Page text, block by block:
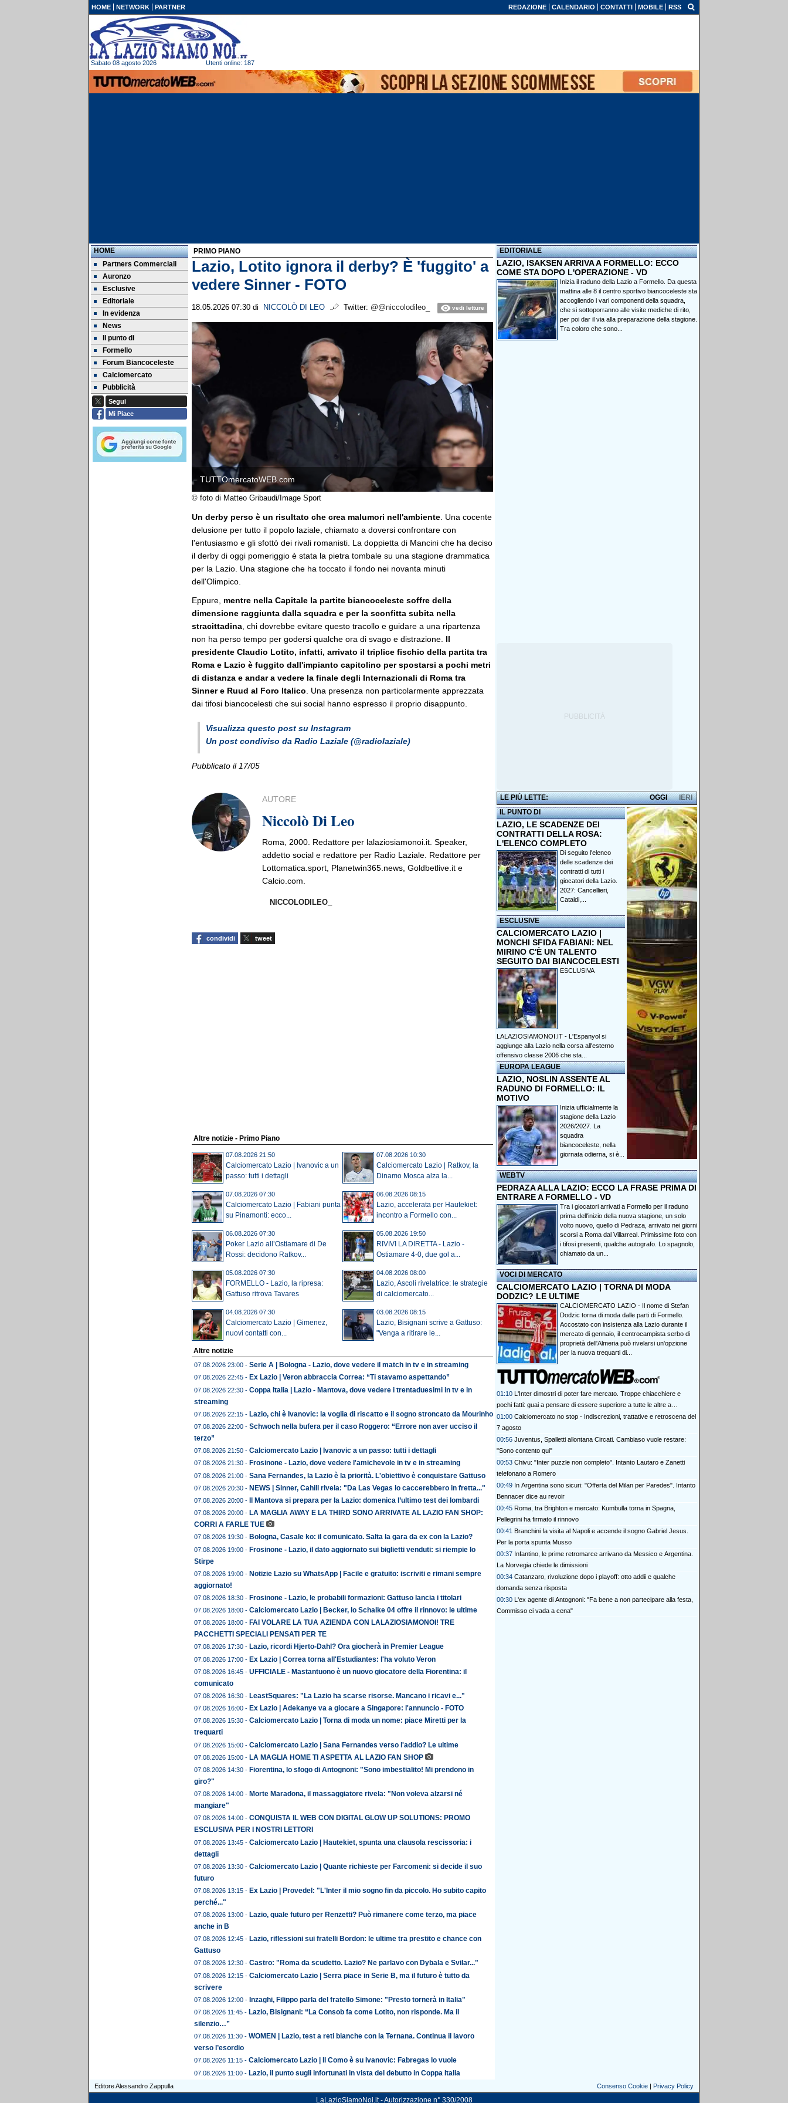
HOME NETWORK PARTNER REDAZIONE CALENDARIO CONTATTI MOBILE RSS
Sabato 08 agosto 2026 Utenti online: 187
HOME
Partners Commerciali
Auronzo
Esclusive
Editoriale
In evidenza
News
Il punto di
Formello
Forum Biancoceleste
Calciomercato
Pubblicità
Segui
Mi Piace
PRIMO PIANO
Lazio, Lotito ignora il derby? È 'fuggito' a
vedere Sinner - FOTO
18.05.2026 07:30 di NICCOLÒ DI LEO Twitter: @@niccolodileo_ vedi letture
TUTTOmercatoWEB.com
© foto di Matteo Gribaudi/Image Sport
Un derby perso è un risultato che crea malumori nell'ambiente . Una cocente
delusione per tutto il popolo laziale, chiamato a doversi confrontare con
l'entusiasmo e gli sfottò dei rivali romanisti. La doppietta di Mancini che ha deciso
il derby di oggi pomeriggio è stata la pietra tombale su una stagione drammatica
per la Lazio. Una stagione che ha toccato il fondo nei novanta minuti
dell'Olimpico.
Eppure, mentre nella Capitale la partite biancoceleste soffre della
dimensione raggiunta dalla squadra e per la sconfitta subita nella
stracittadina , chi dovrebbe evitare questo tracollo e guidare a una ripartenza
non ha perso tempo per godersi qualche ora di svago e distrazione. Il
presidente Claudio Lotito, infatti, arrivato il triplice fischio della partita tra
Roma e Lazio è fuggito dall'impianto capitolino per spostarsi a pochi metri
di distanza e andar a vedere la finale degli Internazionali di Roma tra
Sinner e Ruud al Foro Italico . Una presenza non particolarmente apprezzata
dai tifosi biancocelesti che sui social hanno espresso il proprio disappunto.
Visualizza questo post su Instagram
Un post condiviso da Radio Laziale (@radiolaziale)
Pubblicato il 17/05
AUTORE
Niccolò Di Leo
Roma, 2000. Redattore per lalaziosiamonoi.it. Speaker,
addetto social e redattore per Radio Laziale. Redattore per
Lottomatica.sport, Planetwin365.news, Goldbetlive.it e
Calcio.com.
NICCOLODILEO_
condividi tweet
Altre notizie - Primo Piano
07.08.2026 21:50
Calciomercato Lazio | Ivanovic a un
passo: tutti i dettagli
07.08.2026 10:30
Calciomercato Lazio | Ratkov, la
Dinamo Mosca alza la...
07.08.2026 07:30
Calciomercato Lazio | Fabiani punta
su Pinamonti: ecco...
06.08.2026 08:15
Lazio, accelerata per Hautekiet:
incontro a Formello con...
06.08.2026 07:30
Poker Lazio all’Ostiamare di De
Rossi: decidono Ratkov...
05.08.2026 19:50
RIVIVI LA DIRETTA - Lazio -
Ostiamare 4-0, due gol a...
05.08.2026 07:30
FORMELLO - Lazio, la ripresa:
Gattuso ritrova Tavares
04.08.2026 08:00
Lazio, Ascoli rivelatrice: le strategie
di calciomercato...
04.08.2026 07:30
Calciomercato Lazio | Gimenez,
nuovi contatti con...
03.08.2026 08:15
Lazio, Bisignani scrive a Gattuso:
"Venga a ritirare le...
Altre notizie
07.08.2026 23:00 - Serie A | Bologna - Lazio, dove vedere il match in tv e in streaming
07.08.2026 22:45 - Ex Lazio | Veron abbraccia Correa: “Ti stavamo aspettando”
07.08.2026 22:30 - Coppa Italia | Lazio - Mantova, dove vedere i trentaduesimi in tv e in
streaming
07.08.2026 22:15 - Lazio, chi è Ivanovic: la voglia di riscatto e il sogno stroncato da Mourinho
07.08.2026 22:00 - Schwoch nella bufera per il caso Roggero: “Errore non aver ucciso il
terzo”
07.08.2026 21:50 - Calciomercato Lazio | Ivanovic a un passo: tutti i dettagli
07.08.2026 21:30 - Frosinone - Lazio, dove vedere l'amichevole in tv e in streaming
07.08.2026 21:00 - Sana Fernandes, la Lazio è la priorità. L'obiettivo è conquistare Gattuso
07.08.2026 20:30 - NEWS | Sinner, Cahill rivela: "Da Las Vegas lo caccerebbero in fretta..."
07.08.2026 20:00 - Il Mantova si prepara per la Lazio: domenica l’ultimo test dei lombardi
07.08.2026 20:00 - LA MAGLIA AWAY E LA THIRD SONO ARRIVATE AL LAZIO FAN SHOP:
CORRI A FARLE TUE
07.08.2026 19:30 - Bologna, Casale ko: il comunicato. Salta la gara da ex con la Lazio?
07.08.2026 19:00 - Frosinone - Lazio, il dato aggiornato sui biglietti venduti: si riempie lo
Stirpe
07.08.2026 19:00 - Notizie Lazio su WhatsApp | Facile e gratuito: iscriviti e rimani sempre
aggiornato!
07.08.2026 18:30 - Frosinone - Lazio, le probabili formazioni: Gattuso lancia i titolari
07.08.2026 18:00 - Calciomercato Lazio | Becker, lo Schalke 04 offre il rinnovo: le ultime
07.08.2026 18:00 - FAI VOLARE LA TUA AZIENDA CON LALAZIOSIAMONOI! TRE
PACCHETTI SPECIALI PENSATI PER TE
07.08.2026 17:30 - Lazio, ricordi Hjerto-Dahl? Ora giocherà in Premier League
07.08.2026 17:00 - Ex Lazio | Correa torna all'Estudiantes: l'ha voluto Veron
07.08.2026 16:45 - UFFICIALE - Mastantuono è un nuovo giocatore della Fiorentina: il
comunicato
07.08.2026 16:30 - LeastSquares: "La Lazio ha scarse risorse. Mancano i ricavi e..."
07.08.2026 16:00 - Ex Lazio | Adekanye va a giocare a Singapore: l'annuncio - FOTO
07.08.2026 15:30 - Calciomercato Lazio | Torna di moda un nome: piace Miretti per la
trequarti
07.08.2026 15:00 - Calciomercato Lazio | Sana Fernandes verso l'addio? Le ultime
07.08.2026 15:00 - LA MAGLIA HOME TI ASPETTA AL LAZIO FAN SHOP
07.08.2026 14:30 - Fiorentina, lo sfogo di Antognoni: "Sono imbestialito! Mi prendono in
giro?"
07.08.2026 14:00 - Morte Maradona, il massaggiatore rivela: "Non voleva alzarsi né
mangiare"
07.08.2026 14:00 - CONQUISTA IL WEB CON DIGITAL GLOW UP SOLUTIONS: PROMO
ESCLUSIVA PER I NOSTRI LETTORI
07.08.2026 13:45 - Calciomercato Lazio | Hautekiet, spunta una clausola rescissoria: i
dettagli
07.08.2026 13:30 - Calciomercato Lazio | Quante richieste per Farcomeni: si decide il suo
futuro
07.08.2026 13:15 - Ex Lazio | Provedel: "L'Inter il mio sogno fin da piccolo. Ho subito capito
perché..."
07.08.2026 13:00 - Lazio, quale futuro per Renzetti? Può rimanere come terzo, ma piace
anche in B
07.08.2026 12:45 - Lazio, riflessioni sui fratelli Bordon: le ultime tra prestito e chance con
Gattuso
07.08.2026 12:30 - Castro: "Roma da scudetto. Lazio? Ne parlavo con Dybala e Svilar..."
07.08.2026 12:15 - Calciomercato Lazio | Serra piace in Serie B, ma il futuro è tutto da
scrivere
07.08.2026 12:00 - Inzaghi, Filippo parla del fratello Simone: "Presto tornerà in Italia"
07.08.2026 11:45 - Lazio, Bisignani: “La Consob fa come Lotito, non risponde. Ma il
silenzio…”
07.08.2026 11:30 - WOMEN | Lazio, test a reti bianche con la Ternana. Continua il lavoro
verso l’esordio
07.08.2026 11:15 - Calciomercato Lazio | Il Como è su Ivanovic: Fabregas lo vuole
07.08.2026 11:00 - Lazio, il punto sugli infortunati in vista del debutto in Coppa Italia
EDITORIALE
LAZIO, ISAKSEN ARRIVA A FORMELLO: ECCO
COME STA DOPO L'OPERAZIONE - VD
Inizia il raduno della Lazio a Formello. Da questa
mattina alle 8 il centro sportivo biancoceleste sta
accogliendo i vari componenti della squadra,
che si sottoporranno alle visite mediche di rito,
per poi dar il via alla preparazione della stagione.
Tra coloro che sono...
LE PIÙ LETTE: IERI
OGGI
IL PUNTO DI
LAZIO, LE SCADENZE DEI
CONTRATTI DELLA ROSA:
L'ELENCO COMPLETO
Di seguito l'elenco
delle scadenze dei
contratti di tutti i
giocatori della Lazio.
2027: Cancellieri,
Cataldi,...
ESCLUSIVE
CALCIOMERCATO LAZIO |
MONCHI SFIDA FABIANI: NEL
MIRINO C'È UN TALENTO
SEGUITO DAI BIANCOCELESTI
ESCLUSIVA
LALAZIOSIAMONOI.IT - L'Espanyol si
aggiunge alla Lazio nella corsa all'esterno
offensivo classe 2006 che sta...
EUROPA LEAGUE
LAZIO, NOSLIN ASSENTE AL
RADUNO DI FORMELLO: IL
MOTIVO
Inizia ufficialmente la
stagione della Lazio
2026/2027. La
squadra
biancoceleste, nella
giornata odierna, si è...
WEBTV
PEDRAZA ALLA LAZIO: ECCO LA FRASE PRIMA DI
ENTRARE A FORMELLO - VD
Tra i giocatori arrivati a Formello per il raduno
prima dell'inizio della nuova stagione, un solo
volto nuovo, quello di Pedraza, arrivato nei giorni
scorsi a Roma dal Villarreal. Primissime foto con
i tifosi presenti, qualche autografo. Lo spagnolo,
chiamato da un...
VOCI DI MERCATO
CALCIOMERCATO LAZIO | TORNA DI MODA
DODZIC? LE ULTIME
CALCIOMERCATO LAZIO - Il nome di Stefan
Dodzic torna di moda dalle parti di Formello.
Accostato con insistenza alla Lazio durante il
mercato di gennaio, il centrocampista serbo di
proprietà dell'Almeria può rivelarsi un'opzione
per la nuova trequarti di...
01:10 L'Inter dimostri di poter fare mercato. Troppe chiacchiere e
pochi fatti: guai a pensare di essere superiore a tutte le altre a
prescindere. Juve, il portiere può diventare un "problema". Milan-Leao,
serve una decisione netta
01:00 Calciomercato no stop - Indiscrezioni, trattative e retroscena del
7 agosto
00:56 Juventus, Spalletti allontana Circati. Cambiaso vuole restare:
"Sono contento qui"
00:53 Chivu: "Inter puzzle non completo". Intanto Lautaro e Zanetti
telefonano a Romero
00:49 In Argentina sono sicuri: "Offerta del Milan per Paredes". Intanto
Bennacer dice au revoir
00:45 Roma, tra Brighton e mercato: Kumbulla torna in Spagna,
Pellegrini ha firmato il rinnovo
00:41 Branchini fa visita al Napoli e accende il sogno Gabriel Jesus.
Per la porta spunta Musso
00:37 Infantino, le prime retromarce arrivano da Messico e Argentina.
La Norvegia chiede le dimissioni
00:34 Catanzaro, rivoluzione dopo i playoff: otto addii e qualche
domanda senza risposta
00:30 L'ex agente di Antognoni: "Fa bene a non partecipare alla festa,
Commisso ci vada a cena"
Editore Alessandro Zappulla Consenso Cookie | Privacy Policy
LaLazioSiamoNoi.it - Autorizzazione n° 330/2008